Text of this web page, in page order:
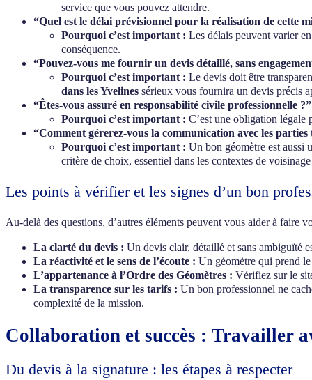
service que vous pouvez attendre.
“Quel est le délai prévisionnel pour la réalisation de cette
Pourquoi c’est important : Les délais peuvent varier
conséquence.
“Pouvez-vous me fournir un devis détaillé, sans
Pourquoi c’est important : Le devis doit être
dans les Yvelines sérieux vous fournira un devis précis
“Êtes-vous assuré en responsabilité civile professionnelle ?”
Pourquoi c’est important : C’est une obligation légale
“Comment gérerez-vous la communication avec les
Pourquoi c’est important : Un bon géomètre est aussi
critère de choix, essentiel dans les contextes de voisinage
Les points à vérifier et les signes d’un bon
Au-delà des questions, d’autres éléments peuvent vous aider à faire
La clarté du devis : Un devis clair, détaillé et sans ambiguïté
La réactivité et le sens de l’écoute : Un géomètre qui prend
L’appartenance à l’Ordre des Géomètres : Vérifiez sur le
La transparence sur les tarifs : Un bon professionnel ne
complexité de la mission.
Collaboration et succès : Travailler
Du devis à la signature : les étapes à respecter